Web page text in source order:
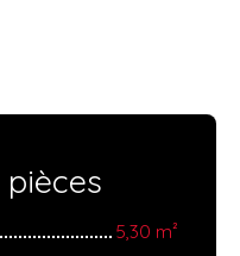
pièces
5,30 m²